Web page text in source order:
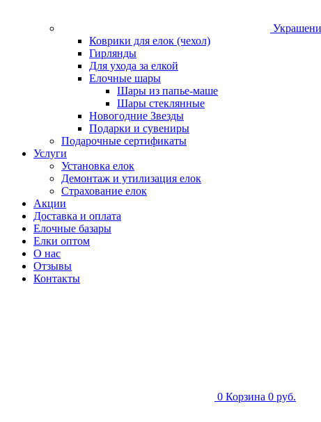
Коврики для елок (чехол)
Гирлянды
Для ухода за елкой
Елочные шары
Шары из папье-маше
Шары стеклянные
Новогодние Звезды
Подарки и сувениры
Подарочные сертификаты
Услуги
Установка елок
Демонтаж и утилизация елок
Страхование елок
Акции
Доставка и оплата
Елочные базары
Елки оптом
О нас
Отзывы
Контакты
0 Корзина 0 руб.